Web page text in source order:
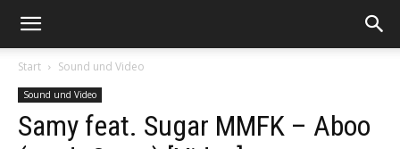
Start Sound und Video
Sound und Video
Samy feat. Sugar MMFK – Aboo